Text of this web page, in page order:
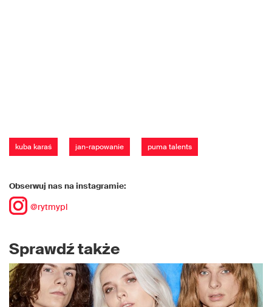
kuba karaś jan-rapowanie puma talents
Obserwuj nas na instagramie:
@rytmypl
Sprawdź także